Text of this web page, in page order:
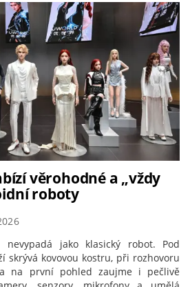
věrohodné a „vždy
roboty
jako klasický robot. Pod
skrývá kovovou kostru, při rozhovoru
na první pohled zaujme i pečlivě